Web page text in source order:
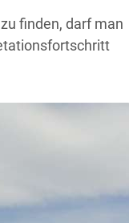
finden, darf man